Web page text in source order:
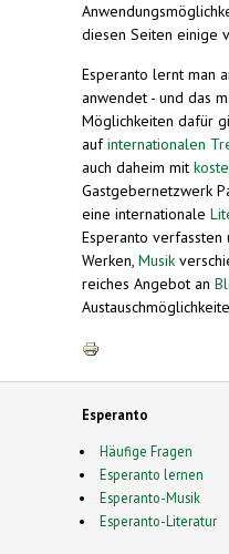
diesen Seiten einige
Esperanto lernt man
anwendet - und das
Möglichkeiten dafür
aufinternationalen
auch daheim mit
Gastgebernetzwerk
eine internationale
Esperanto verfassten
Werken, Musik
reiches Angebot an
Esperanto
Häufige Fragen
Esperanto lernen
Esperanto-Musik
Esperanto-Literatur